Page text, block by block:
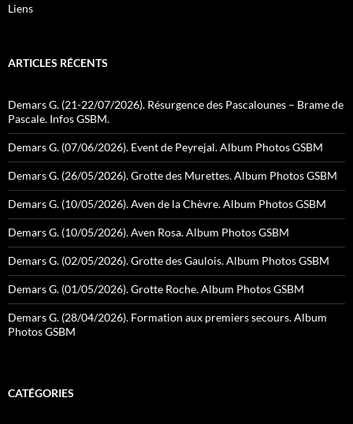
Liens
ARTICLES RÉCENTS
Demars G. (21-22/07/2026). Résurgence des Pascalounes – Brame de
Pascale. Infos GSBM.
Demars G. (07/06/2026). Event de Peyrejal. Album Photos GSBM
Demars G. (26/05/2026). Grotte des Murettes. Album Photos GSBM
Demars G. (10/05/2026). Aven de la Chèvre. Album Photos GSBM
Demars G. (10/05/2026). Aven Rosa. Album Photos GSBM
Demars G. (02/05/2026). Grotte des Gaulois. Album Photos GSBM
Demars G. (01/05/2026). Grotte Roche. Album Photos GSBM
Demars G. (28/04/2026). Formation aux premiers secours. Album
Photos GSBM
CATÉGORIES